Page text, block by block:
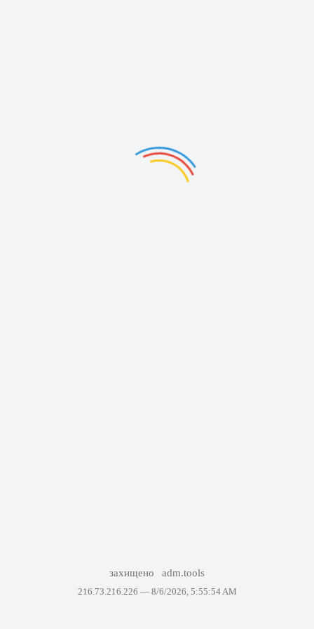
захищено adm.tools
216.73.216.226 — 8/6/2026, 5:55:54 AM